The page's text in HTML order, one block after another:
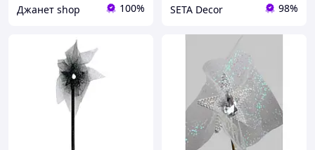
Джанет shop 100% SETA Decor 98%